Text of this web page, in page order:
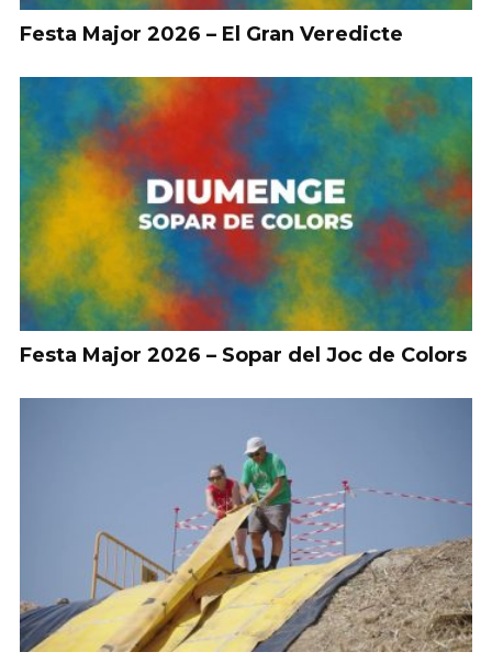
Festa Major 2026 – El Gran Veredicte
Festa Major 2026 – Sopar del Joc de Colors